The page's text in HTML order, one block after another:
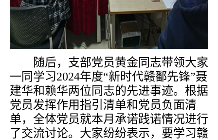
随后，支部党员黄金同志带领大家
一同学习2024年度“新时代赣鄱先锋”聂
建华和赖华两位同志的先进事迹。根据
党员发挥作用指引清单和党员负面清
单，全体党员就本月承诺践诺情况进行
了交流讨论。大家纷纷表示，要学习赣